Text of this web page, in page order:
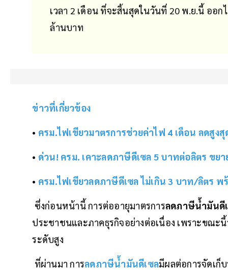
เวลา 2 เดือน ที่จะสิ้นสุดในวันที่ 20 พ.ย.นี้ ออ
ล้านบาท
ข่าวที่เกี่ยวข้อง
• ครม.ไฟเขียวมาตรการช่วยค่าไฟ 4 เดือน ลดสูง
• ด่วน! ครม. เคาะลดภาษีดีเซล 5 บาทต่อลิตร ขยา
• ครม.ไฟเขียวลดภาษีดีเซล ไม่เกิน 3 บาท/ลิตร พ
ซึ่งก่อนหน้านี้ การต่ออายุมาตรการลดภาษีน้ำมันดี
ประชาชนและภาคธุรกิจอย่างต่อเนื่อง เพราะขณะ
ระดับสูง
ที่ผ่านมา การลดภาษีน้ำมันดีเซลมีผลต่อการจัดเก็